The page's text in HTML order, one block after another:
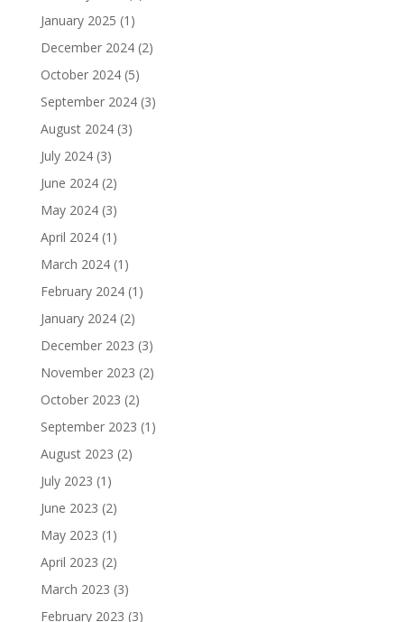
January 2025 (1)
December 2024(2)
October 2024(5)
September 2024(3)
August 2024(3)
July 2024(3)
June 2024(2)
May 2024(3)
April 2024(1)
March 2024(1)
February 2024(1)
January 2024(2)
December 2023 (3)
November 2023 (2)
October 2023 (2)
September 2023 (1)
August 2023 (2)
July 2023 (1)
June 2023 (2)
May 2023 (1)
April 2023 (2)
March 2023 (3)
February 2023 (3)